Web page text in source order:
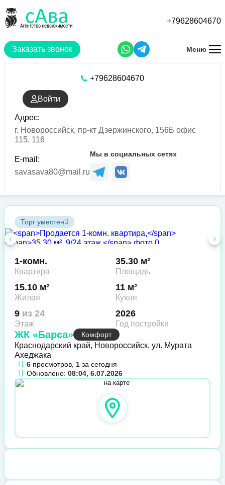
основному
Заказать звонок
+79628604670
Меню
+79628604670
Войти
Адрес:
г. Новороссийск, пр-кт Дзержинского, 156Б офис
115, 116
E-mail:
savasava80@mail.ru
Мы в социальных сетях
Торг уместен
1-комн.
Квартира
35.30 м²
Площадь
15.10 м²
Жилая
11 м²
Кухня
9 из 24
Этаж
2026
Год постройки
ЖК «Барса» Комфорт
Краснодарский край, Новороссийск, ул. Мурата
Ахеджака
6 просмотров, 1 за сегодня
Обновлено: 08:04, 6.07.2026